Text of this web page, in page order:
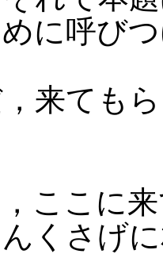
に呼び
，来ても
こに来
くさげ